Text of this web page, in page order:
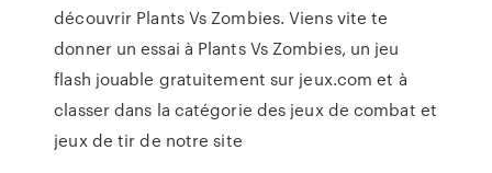
découvrir Plants Vs Zombies. Viens vite te
donner un essai à Plants Vs Zombies, un jeu
flash jouable gratuitement sur jeux.com et à
classer dans la catégorie des jeux de combat et
jeux de tir de notre site